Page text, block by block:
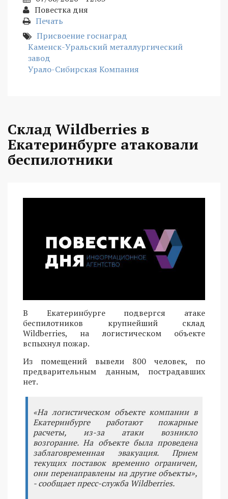
Повестка дня
Печать
Присвоение госнаград
Каменск-Уральский металлургический
завод
Урало-Сибирская Компания
Склад Wildberries в
Екатеринбурге атаковали
беспилотники
В Екатеринбурге подвергся атаке
беспилотников крупнейший склад
Wildberries, на логистическом объекте
вспыхнул пожар.
Из помещений вывели 800 человек, по
предварительным данным, пострадавших
нет.
«На логистическом объекте компании в
Екатеринбурге работают пожарные
расчеты, из-за атаки возникло
возгорание. На объекте была проведена
заблаговременная эвакуация. Прием
текущих поставок временно ограничен,
они перенаправлены на другие объекты»,
- сообщает пресс-служба Wildberries.